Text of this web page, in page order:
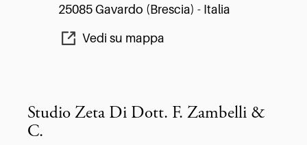
25085 Gavardo (Brescia) - Italia
Vedi su mappa
Studio Zeta Di Dott. F. Zambelli &
C.